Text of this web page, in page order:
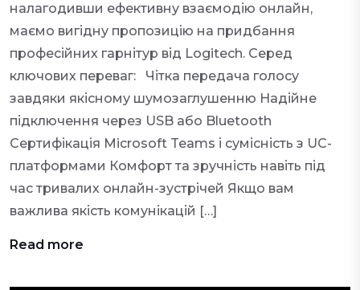
налагодивши ефективну взаємодію онлайн,
маємо вигідну пропозицію на придбання
професійних гарнітур від Logitech. Серед
ключових переваг: Чітка передача голосу
завдяки якісному шумозаглушенню Надійне
підключення через USB або Bluetooth
Сертифікація Microsoft Teams і сумісність з UC-
платформами Комфорт та зручність навіть під
час тривалих онлайн-зустрічей Якщо вам
важлива якість комунікацій […]
Read more